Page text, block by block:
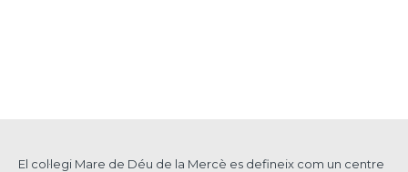
El col·legi Mare de Déu de la Mercè es defineix com un centre